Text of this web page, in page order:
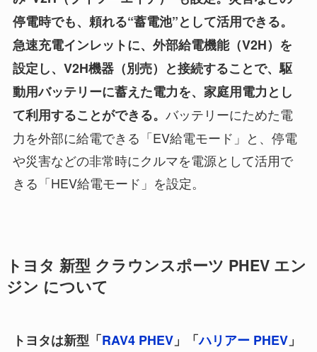
停電時でも、頼れる“蓄電池”として活用できる。
急速充電インレットに、外部給電機能（V2H）を
設定し、V2H機器（別売）と接続することで、駆
動用バッテリーに蓄えた電力を、家庭用電力とし
て利用することができる。 バッテリーにためた電
力を外部に給電できる「EV給電モード」と、停電
や災害などの非常時にクルマを電源として活用で
きる「HEV給電モード」を設定。
トヨタ 新型 クラウンスポーツ PHEV エン
ジン について
トヨタは新型「RAV4 PHEV」「ハリアー PHEV」